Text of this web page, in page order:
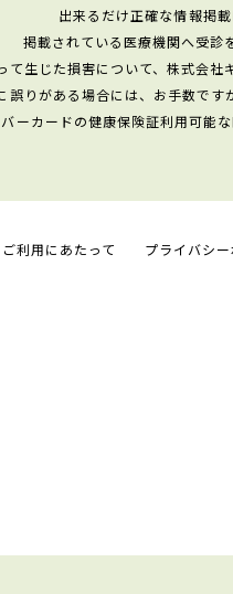
出来るだけ正確な情報掲
掲載されている医療機関へ受診
て生じた損害について、株式会社
誤りがある場合には、お手数です
ーカードの健康保険証利用可能
ご利用にあたって プライバシ